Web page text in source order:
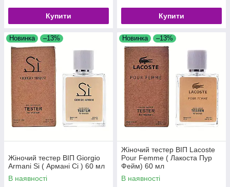
Купити Купити
Новинка –13%
Жіночий тестер ВІП Giorgio
Armani Si ( Армані Сі ) 60 мл
В наявності
Новинка –13%
Жіночий тестер ВІП Lacoste
Pour Femme ( Лакоста Пур
Фейм) 60 мл
В наявності